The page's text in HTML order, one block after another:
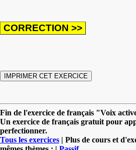
Fin de l'exercice de français "Voix
Un exercice de français gratuit pour
perfectionner.
Tous les exercices | Plus de cours et